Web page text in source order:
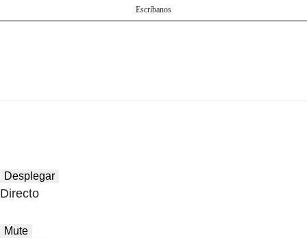
Escríbanos
Desplegar
Directo
Mute